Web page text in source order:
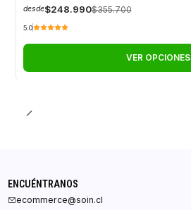
desde$248.990$355.700
5.0
VER OPCIONES
ENCUÉNTRANOS
ecommerce@soin.cl